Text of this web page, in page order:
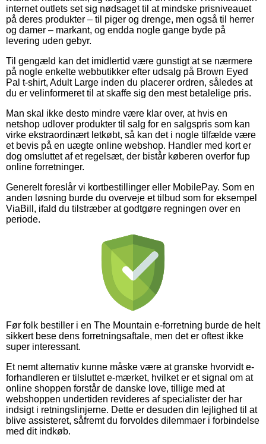
internet outlets set sig nødsaget til at mindske prisniveauet
på deres produkter – til piger og drenge, men også til herrer
og damer – markant, og endda nogle gange byde på
levering uden gebyr.
Til gengæld kan det imidlertid være gunstigt at se nærmere
på nogle enkelte webbutikker efter udsalg på Brown Eyed
Pal t-shirt, Adult Large inden du placerer ordren, således at
du er velinformeret til at skaffe sig den mest betalelige pris.
Man skal ikke desto mindre være klar over, at hvis en
netshop udlover produkter til salg for en salgspris som kan
virke ekstraordinært letkøbt, så kan det i nogle tilfælde være
et bevis på en uægte online webshop. Handler med kort er
dog omsluttet af et regelsæt, der bistår køberen overfor fup
online forretninger.
Generelt foreslår vi kortbestillinger eller MobilePay. Som en
anden løsning burde du overveje et tilbud som for eksempel
ViaBill, ifald du tilstræber at godtgøre regningen over en
periode.
Før folk bestiller i en The Mountain e-forretning burde de helt
sikkert bese dens forretningsaftale, men det er oftest ikke
super interessant.
Et nemt alternativ kunne måske være at granske hvorvidt e-
forhandleren er tilsluttet e-mærket, hvilket er et signal om at
online shoppen forstår de danske love, tillige med at
webshoppen undertiden revideres af specialister der har
indsigt i retningslinjerne. Dette er desuden din lejlighed til at
blive assisteret, såfremt du forvoldes dilemmaer i forbindelse
med dit indkøb.